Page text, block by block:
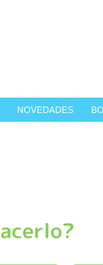
NOVEDADES